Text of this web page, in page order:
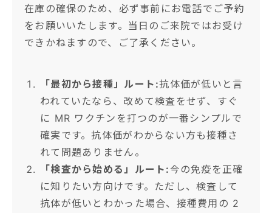
在庫の確保のため、必ず事前にお電話でご予約
をお願いいたします。当日のご来院ではお受け
できかねますので、ご了承ください。
「最初から接種」ルート:抗体価が低いと言
われていたなら、改めて検査をせず、すぐ
に MR ワクチンを打つのが一番シンプルで
確実です。抗体価がわからない方も接種さ
れて問題ありません。
「検査から始める」ルート: 今の免疫を正確
に知りたい方向けです。ただし、検査して
抗体が低いとわかった場合、接種費用の 2